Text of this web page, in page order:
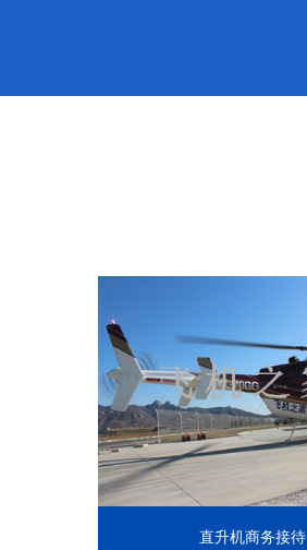
直升机商务接待